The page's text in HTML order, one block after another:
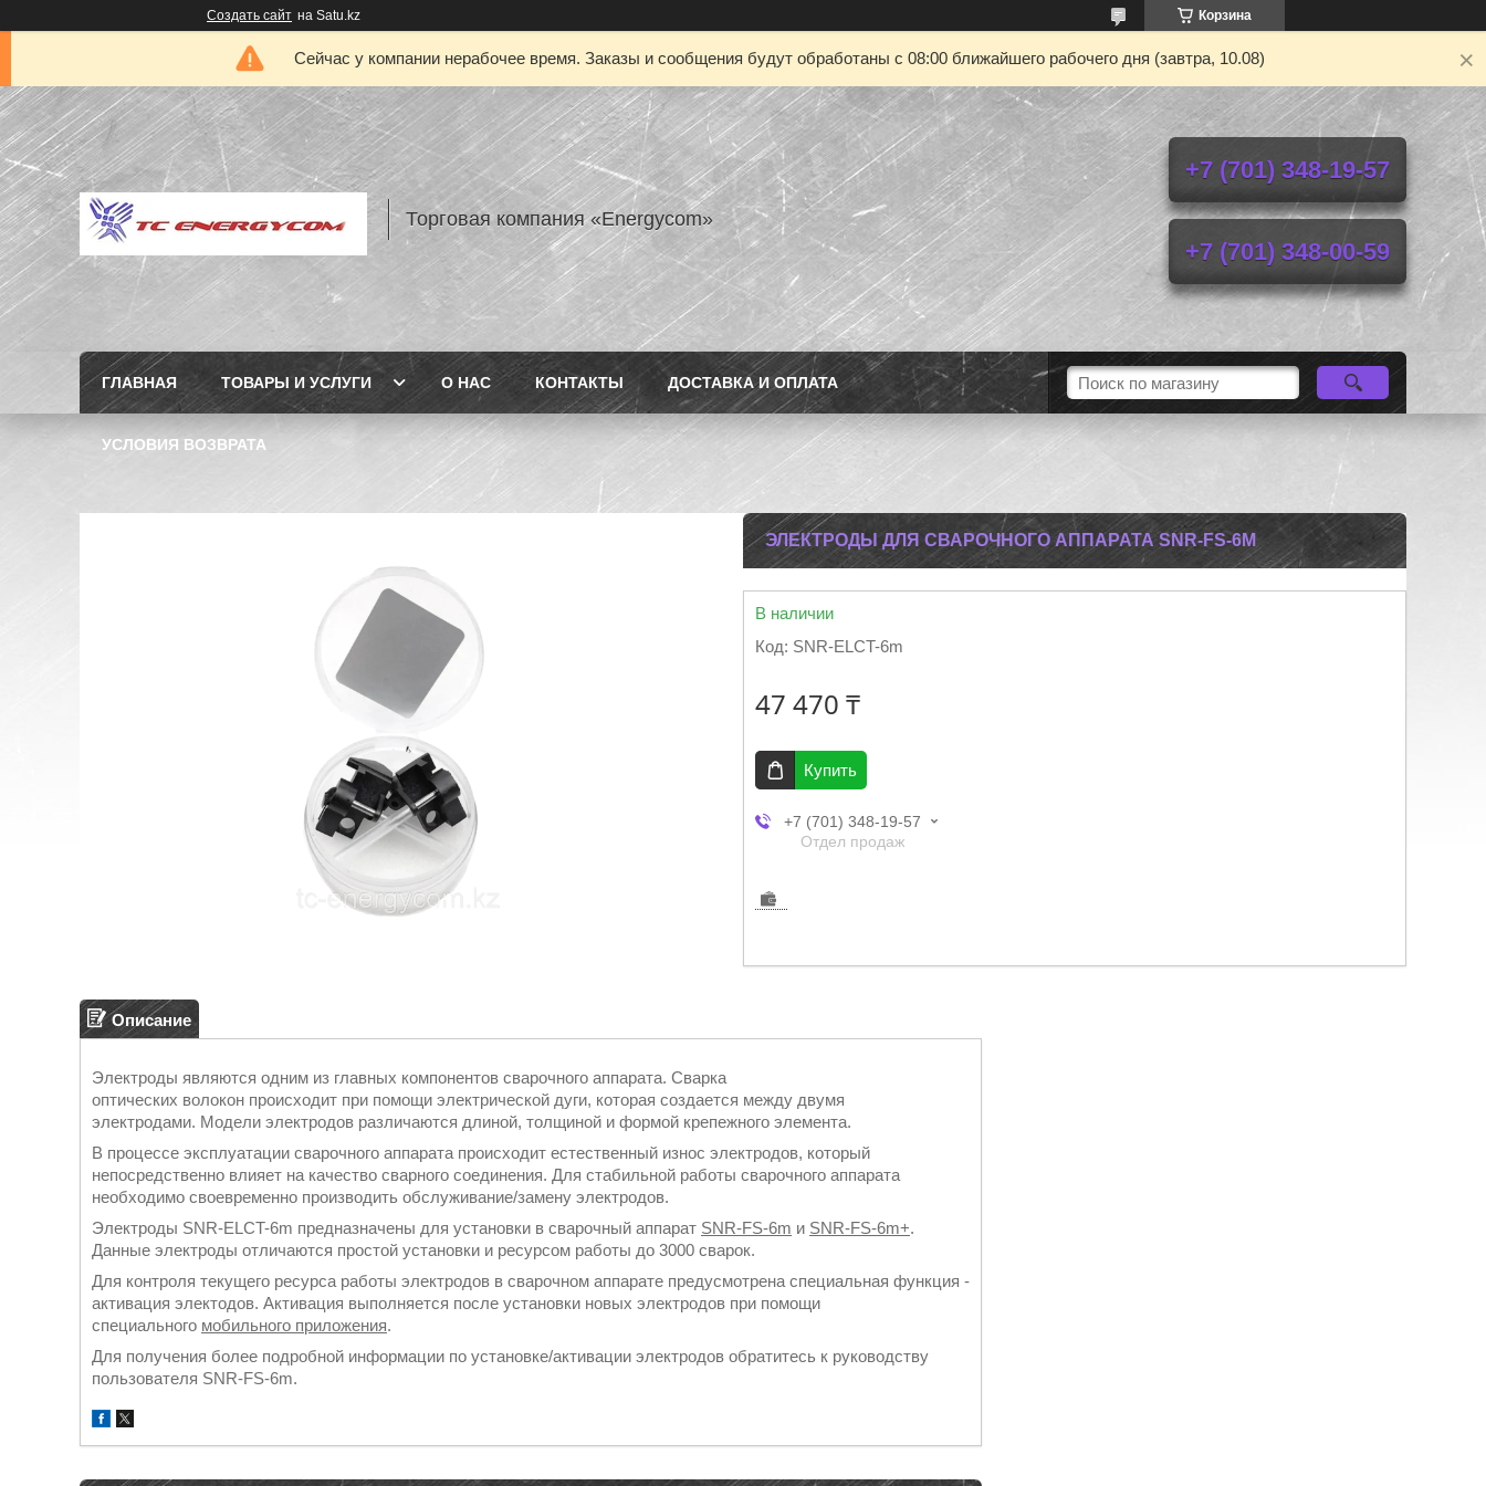
Создать сайт на Satu.kz Корзина
Сейчас у компании нерабочее время. Заказы и сообщения будут обработаны с 08:00 ближайшего рабочего дня (завтра, 10.08)
Торговая компания «Energycom»
+7 (701) 348-19-57
+7 (701) 348-00-59
ГЛАВНАЯ ТОВАРЫ И УСЛУГИ О НАС КОНТАКТЫ ДОСТАВКА И ОПЛАТА
УСЛОВИЯ ВОЗВРАТА
ЭЛЕКТРОДЫ ДЛЯ СВАРОЧНОГО АППАРАТА SNR-FS-6M
В наличии
Код: SNR-ELCT-6m
47 470 ₸
Купить
+7 (701) 348-19-57
Отдел продаж
Описание
Электроды являются одним из главных компонентов сварочного аппарата. Сварка
оптических волокон происходит при помощи электрической дуги, которая создается между двумя
электродами. Модели электродов различаются длиной, толщиной и формой крепежного элемента.
В процессе эксплуатации сварочного аппарата происходит естественный износ электродов, который
непосредственно влияет на качество сварного соединения. Для стабильной работы сварочного аппарата
необходимо своевременно производить обслуживание/замену электродов.
Электроды SNR-ELCT-6m предназначены для установки в сварочный аппарат SNR-FS-6m и SNR-FS-6m+.
Данные электроды отличаются простой установки и ресурсом работы до 3000 сварок.
Для контроля текущего ресурса работы электродов в сварочном аппарате предусмотрена специальная функция -
активация электодов. Активация выполняется после установки новых электродов при помощи
специального мобильного приложения.
Для получения более подробной информации по установке/активации электродов обратитесь к руководству
пользователя SNR-FS-6m.